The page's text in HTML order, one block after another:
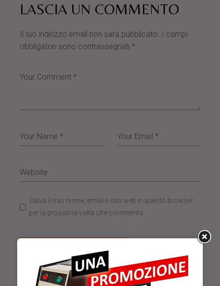
LASCIA UN COMMENTO
Il tuo indirizzo email non sarà pubblicato. I campi
obbligatori sono contrassegnati*
Salva il mio nome, email e sito web in questo browser
per la prossima volta che commento.
INVIA COMMENTO